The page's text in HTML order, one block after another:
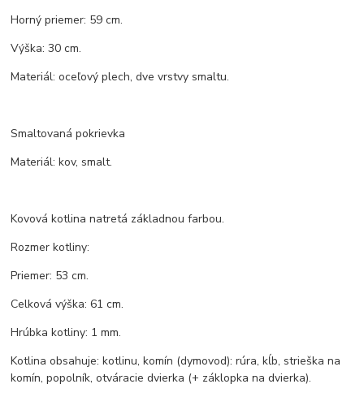
Horný priemer: 59 cm.
Výška: 30 cm.
Materiál: oceľový plech, dve vrstvy smaltu.
Smaltovaná pokrievka
Materiál: kov, smalt.
Kovová kotlina natretá základnou farbou.
Rozmer kotliny:
Priemer: 53 cm.
Celková výška: 61 cm.
Hrúbka kotliny: 1 mm.
Kotlina obsahuje: kotlinu, komín (dymovod): rúra, kĺb, strieška na
komín, popolník, otváracie dvierka (+ záklopka na dvierka).